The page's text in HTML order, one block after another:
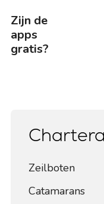
Zijn de
apps
gratis?
Zeilboten
Catamarans